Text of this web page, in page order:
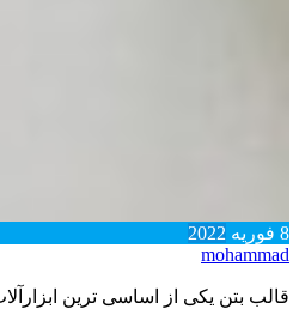
فوریه2022
mohammad
قالب بتن یکی از اساسی ترین